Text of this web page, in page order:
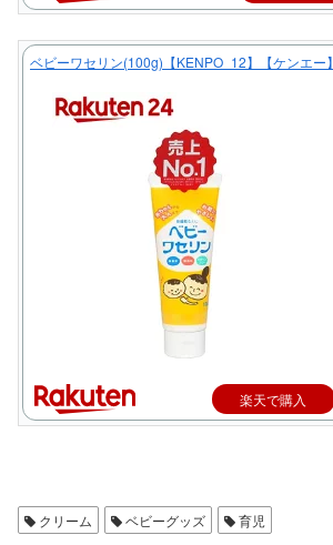
ベビーワセリン(100g)【KENPO_12】【ケンエー】
楽天で購入
クリーム ベビーグッズ 育児